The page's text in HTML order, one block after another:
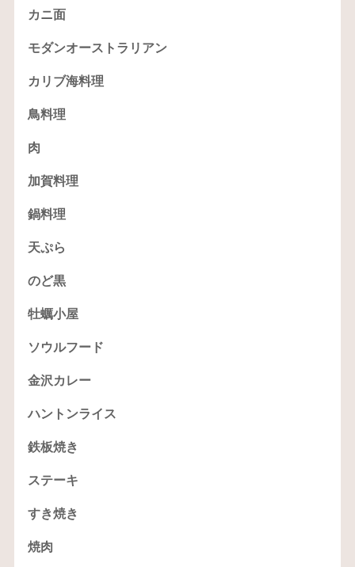
カニ面
モダンオーストラリアン
カリブ海料理
鳥料理
肉
加賀料理
鍋料理
天ぷら
のど黒
牡蠣小屋
ソウルフード
金沢カレー
ハントンライス
鉄板焼き
ステーキ
すき焼き
焼肉